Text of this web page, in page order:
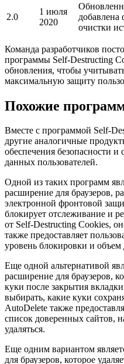
2.0
1 июля
2020
добавлена
очистки
Команда разработчиков
программы Self-Destructing
обновления, чтобы
максимальную защиту
Похожие
Вместе с программой Self-
другие аналогичные
обеспечения безопасности
данных пользователей.
Одной из таких программ
расширение для браузеров,
электронной фронтовой
блокирует отслеживание и
от Self-Destructing Cookies,
также предоставляет
уровень блокировки и
Еще одной альтернативой
расширение для браузеров,
куки после закрытия
выбирать, какие куки
AutoDelete также
список доверенных сайтов,
удаляться.
Еще одним вариантом
для браузеров, которое